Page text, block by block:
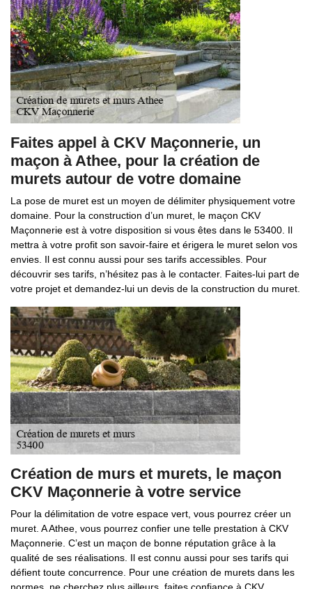
Faites appel à CKV Maçonnerie, un
maçon à Athee, pour la création de
murets autour de votre domaine
La pose de muret est un moyen de délimiter physiquement votre
domaine. Pour la construction d’un muret, le maçon CKV
Maçonnerie est à votre disposition si vous êtes dans le 53400. Il
mettra à votre profit son savoir-faire et érigera le muret selon vos
envies. Il est connu aussi pour ses tarifs accessibles. Pour
découvrir ses tarifs, n’hésitez pas à le contacter. Faites-lui part de
votre projet et demandez-lui un devis de la construction du muret.
Création de murs et murets, le maçon
CKV Maçonnerie à votre service
Pour la délimitation de votre espace vert, vous pourrez créer un
muret. A Athee, vous pourrez confier une telle prestation à CKV
Maçonnerie. C’est un maçon de bonne réputation grâce à la
qualité de ses réalisations. Il est connu aussi pour ses tarifs qui
défient toute concurrence. Pour une création de murets dans les